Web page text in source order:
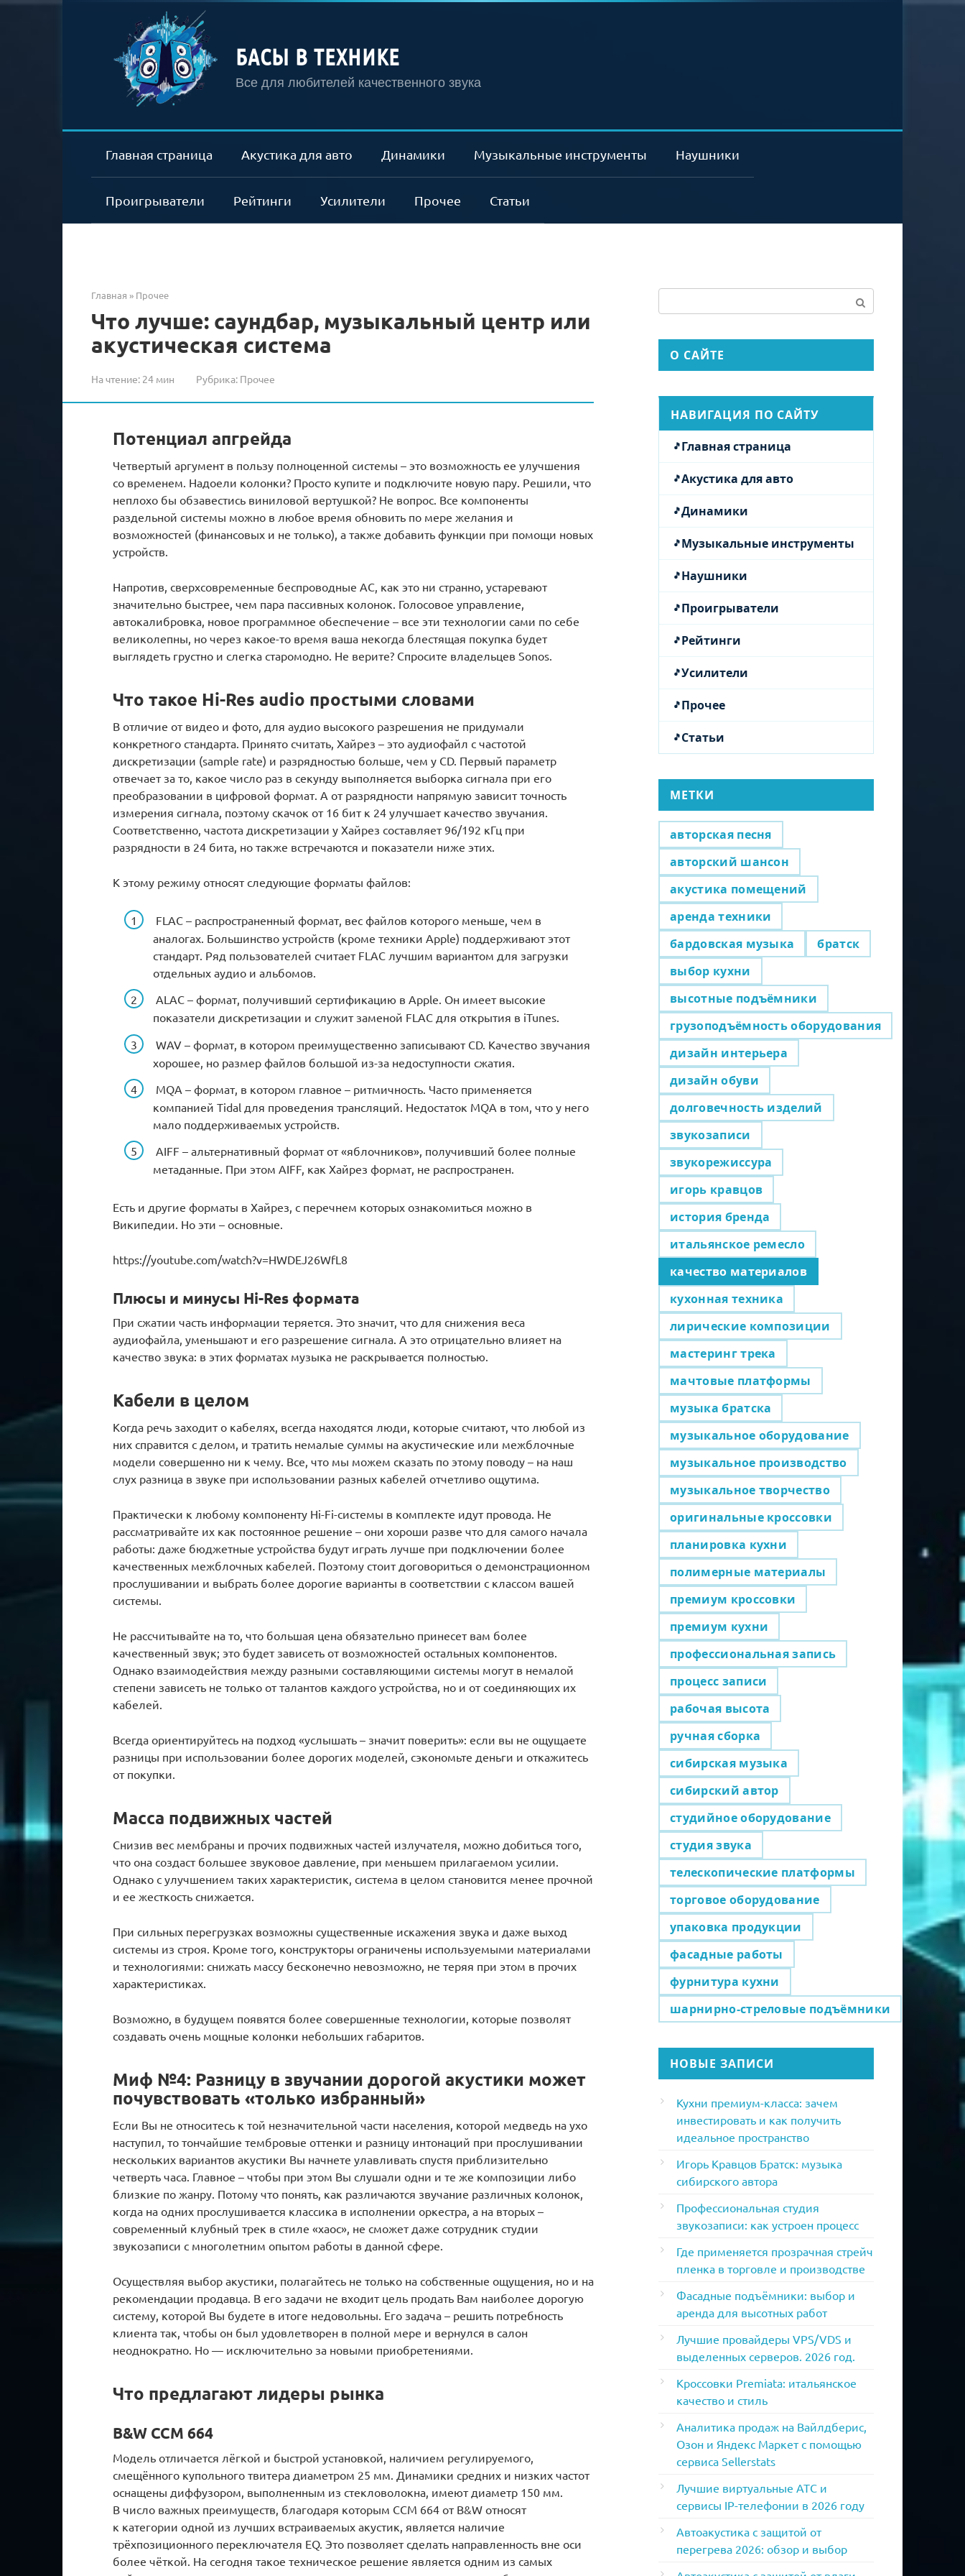
БАСЫ В ТЕХНИКЕ
Все для любителей качественного звука
Главная страница Акустика для авто Динамики Музыкальные инструменты Наушники
Проигрыватели Рейтинги Усилители Прочее Статьи
Главная » Прочее
Что лучше: саундбар, музыкальный центр или
акустическая система
На чтение: 24 мин Рубрика: Прочее
Потенциал апгрейда
Четвертый аргумент в пользу полноценной системы – это возможность ее улучшения
со временем. Надоели колонки? Просто купите и подключите новую пару. Решили, что
неплохо бы обзавестись виниловой вертушкой? Не вопрос. Все компоненты
раздельной системы можно в любое время обновить по мере желания и
возможностей (финансовых и не только), а также добавить функции при помощи новых
устройств.
Напротив, сверхсовременные беспроводные АС, как это ни странно, устаревают
значительно быстрее, чем пара пассивных колонок. Голосовое управление,
автокалибровка, новое программное обеспечение – все эти технологии сами по себе
великолепны, но через какое-то время ваша некогда блестящая покупка будет
выглядеть грустно и слегка старомодно. Не верите? Спросите владельцев Sonos.
Что такое Hi-Res audio простыми словами
В отличие от видео и фото, для аудио высокого разрешения не придумали
конкретного стандарта. Принято считать, Хайрез – это аудиофайл с частотой
дискретизации (sample rate) и разрядностью больше, чем у CD. Первый параметр
отвечает за то, какое число раз в секунду выполняется выборка сигнала при его
преобразовании в цифровой формат. А от разрядности напрямую зависит точность
измерения сигнала, поэтому скачок от 16 бит к 24 улучшает качество звучания.
Соответственно, частота дискретизации у Хайрез составляет 96/192 кГц при
разрядности в 24 бита, но также встречаются и показатели ниже этих.
К этому режиму относят следующие форматы файлов:
FLAC – распространенный формат, вес файлов которого меньше, чем в
аналогах. Большинство устройств (кроме техники Apple) поддерживают этот
стандарт. Ряд пользователей считает FLAC лучшим вариантом для загрузки
отдельных аудио и альбомов.
ALAC – формат, получивший сертификацию в Apple. Он имеет высокие
показатели дискретизации и служит заменой FLAC для открытия в iTunes.
WAV – формат, в котором преимущественно записывают CD. Качество звучания
хорошее, но размер файлов большой из-за недоступности сжатия.
MQA – формат, в котором главное – ритмичность. Часто применяется
компанией Tidal для проведения трансляций. Недостаток MQA в том, что у него
мало поддерживаемых устройств.
AIFF – альтернативный формат от «яблочников», получивший более полные
метаданные. При этом AIFF, как Хайрез формат, не распространен.
Есть и другие форматы в Хайрез, с перечнем которых ознакомиться можно в
Википедии. Но эти – основные.
https://youtube.com/watch?v=HWDEJ26WfL8
Плюсы и минусы Hi-Res формата
При сжатии часть информации теряется. Это значит, что для снижения веса
аудиофайла, уменьшают и его разрешение сигнала. А это отрицательно влияет на
качество звука: в этих форматах музыка не раскрывается полностью.
Кабели в целом
Когда речь заходит о кабелях, всегда находятся люди, которые считают, что любой из
них справится с делом, и тратить немалые суммы на акустические или межблочные
модели совершенно ни к чему. Все, что мы можем сказать по этому поводу – на наш
слух разница в звуке при использовании разных кабелей отчетливо ощутима.
Практически к любому компоненту Hi-Fi-системы в комплекте идут провода. Не
рассматривайте их как постоянное решение – они хороши разве что для самого начала
работы: даже бюджетные устройства будут играть лучше при подключении более
качественных межблочных кабелей. Поэтому стоит договориться о демонстрационном
прослушивании и выбрать более дорогие варианты в соответствии с классом вашей
системы.
Не рассчитывайте на то, что большая цена обязательно принесет вам более
качественный звук; это будет зависеть от возможностей остальных компонентов.
Однако взаимодействия между разными составляющими системы могут в немалой
степени зависеть не только от талантов каждого устройства, но и от соединяющих их
кабелей.
Всегда ориентируйтесь на подход «услышать – значит поверить»: если вы не ощущаете
разницы при использовании более дорогих моделей, сэкономьте деньги и откажитесь
от покупки.
Масса подвижных частей
Снизив вес мембраны и прочих подвижных частей излучателя, можно добиться того,
что она создаст большее звуковое давление, при меньшем прилагаемом усилии.
Однако с улучшением таких характеристик, система в целом становится менее прочной
и ее жесткость снижается.
При сильных перегрузках возможны существенные искажения звука и даже выход
системы из строя. Кроме того, конструкторы ограничены используемыми материалами
и технологиями: снижать массу бесконечно невозможно, не теряя при этом в прочих
характеристиках.
Возможно, в будущем появятся более совершенные технологии, которые позволят
создавать очень мощные колонки небольших габаритов.
Миф №4: Разницу в звучании дорогой акустики может
почувствовать «только избранный»
Если Вы не относитесь к той незначительной части населения, которой медведь на ухо
наступил, то тончайшие тембровые оттенки и разницу интонаций при прослушивании
нескольких вариантов акустики Вы начнете улавливать спустя приблизительно
четверть часа. Главное – чтобы при этом Вы слушали одни и те же композиции либо
близкие по жанру. Потому что понять, как различаются звучание различных колонок,
когда на одних прослушивается классика в исполнении оркестра, а на вторых –
современный клубный трек в стиле «хаос», не сможет даже сотрудник студии
звукозаписи с многолетним опытом работы в данной сфере.
Осуществляя выбор акустики, полагайтесь не только на собственные ощущения, но и на
рекомендации продавца. В его задачи не входит цель продать Вам наиболее дорогую
систему, которой Вы будете в итоге недовольны. Его задача – решить потребность
клиента так, чтобы он был удовлетворен в полной мере и вернулся в салон
неоднократно. Но — исключительно за новыми приобретениями.
Что предлагают лидеры рынка
B&W CCM 664
Модель отличается лёгкой и быстрой установкой, наличием регулируемого,
смещённого купольного твитера диаметром 25 мм. Динамики средних и низких частот
оснащены диффузором, выполненным из стекловолокна, имеют диаметр 150 мм.
В число важных преимуществ, благодаря которым CCM 664 от B&W относят
к категории одной из лучших встраиваемых акустик, является наличие
трёхпозиционного переключателя EQ. Это позволяет сделать направленность вне оси
более чёткой. На сегодня такое техническое решение является одним из самых
О САЙТЕ
НАВИГАЦИЯ ПО САЙТУ
Главная страница
Акустика для авто
Динамики
Музыкальные инструменты
Наушники
Проигрыватели
Рейтинги
Усилители
Прочее
Статьи
МЕТКИ
авторская песня
авторский шансон
акустика помещений
аренда техники
бардовская музыка
братск
выбор кухни
высотные подъёмники
грузоподъёмность оборудования
дизайн интерьера
дизайн обуви
долговечность изделий
звукозаписи
звукорежиссура
игорь кравцов
история бренда
итальянское ремесло
качество материалов
кухонная техника
лирические композиции
мастеринг трека
мачтовые платформы
музыка братска
музыкальное оборудование
музыкальное производство
музыкальное творчество
оригинальные кроссовки
планировка кухни
полимерные материалы
премиум кроссовки
премиум кухни
профессиональная запись
процесс записи
рабочая высота
ручная сборка
сибирская музыка
сибирский автор
студийное оборудование
студия звука
телескопические платформы
торговое оборудование
упаковка продукции
фасадные работы
фурнитура кухни
шарнирно-стреловые подъёмники
НОВЫЕ ЗАПИСИ
Кухни премиум-класса: зачем
инвестировать и как получить
идеальное пространство
Игорь Кравцов Братск: музыка
сибирского автора
Профессиональная студия
звукозаписи: как устроен процесс
Где применяется прозрачная стрейч
пленка в торговле и производстве
Фасадные подъёмники: выбор и
аренда для высотных работ
Лучшие провайдеры VPS/VDS и
выделенных серверов. 2026 год.
Кроссовки Premiata: итальянское
качество и стиль
Аналитика продаж на Вайлдберис,
Озон и Яндекс Маркет с помощью
сервиса Sellerstats
Лучшие виртуальные АТС и
сервисы IP-телефонии в 2026 году
Автоакустика с защитой от
перегрева 2026: обзор и выбор